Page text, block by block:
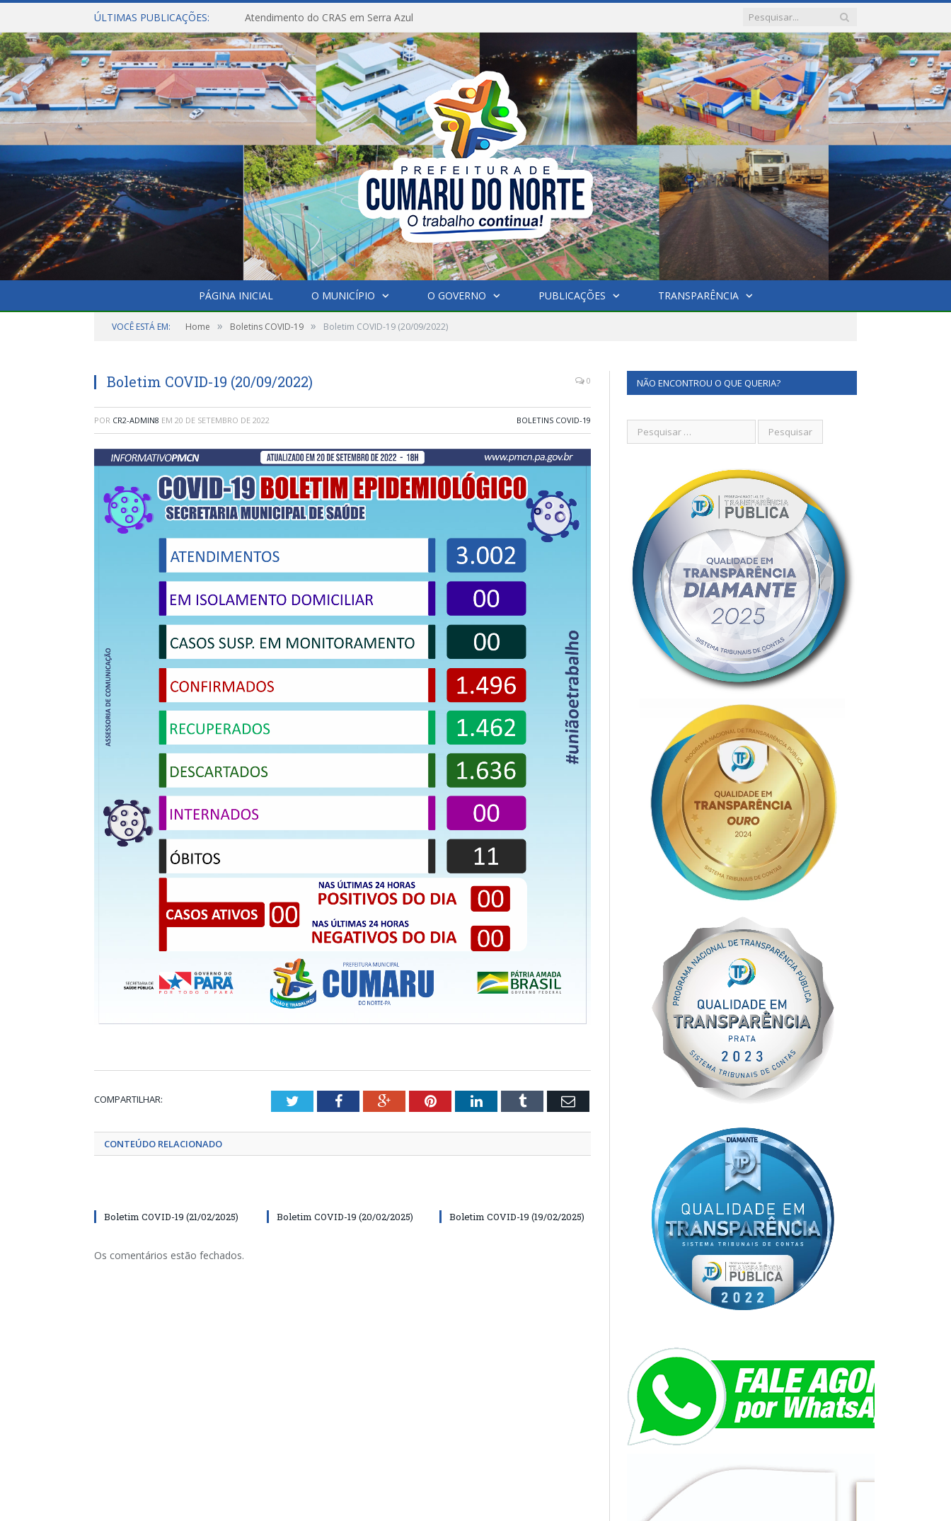
ÚLTIMAS PUBLICAÇÕES: Atendimento do CRAS em Serra Azul
PÁGINA INICIAL O MUNICÍPIO O GOVERNO PUBLICAÇÕES TRANSPARÊNCIA
VOCÊ ESTÁ EM: Home » Boletins COVID-19 » Boletim COVID-19 (20/09/2022)
Boletim COVID-19 (20/09/2022) 0
POR CR2-ADMIN8 EM 20 DE SETEMBRO DE 2022 BOLETINS COVID-19
COMPARTILHAR: TwitterFacebookGoogle+PinterestLinkedInTumblr Email
CONTEÚDO RELACIONADO
Boletim COVID-19 (21/02/2025) Boletim COVID-19 (20/02/2025) Boletim COVID-19 (19/02/2025)
Os comentários estão fechados.
NÃO ENCONTROU O QUE QUERIA?